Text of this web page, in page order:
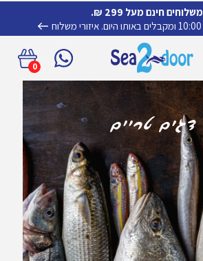
משלוחים חינם מעל 299 ₪.
איזורי משלוח
0
דגים טריים